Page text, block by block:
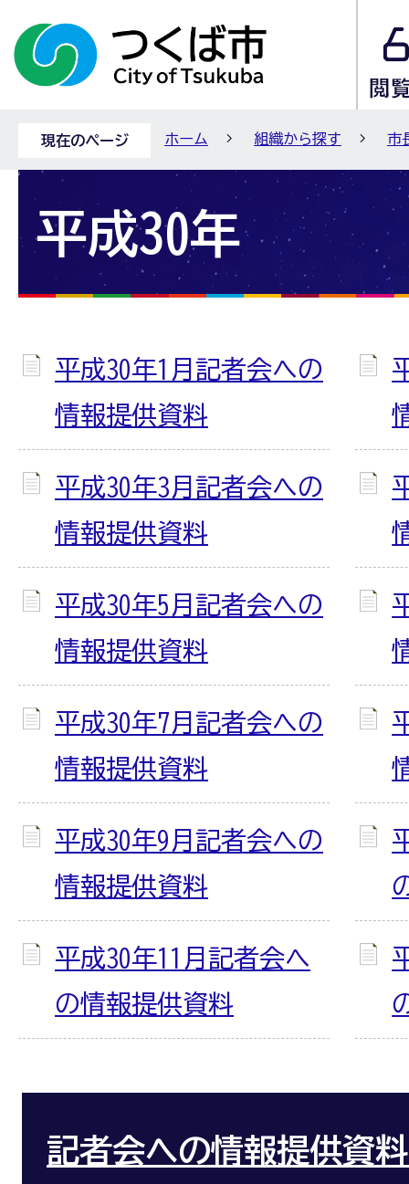
現在のページ ホーム 組織から探す 市
平成30年
平成30年1月記者会への
情報提供資料
平成30年3月記者会への
情報提供資料
平成30年5月記者会への
情報提供資料
平成30年7月記者会への
情報提供資料
平成30年9月記者会への
情報提供資料
平成30年11月記者会へ
の情報提供資料
記者会への情報提供資